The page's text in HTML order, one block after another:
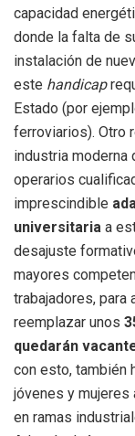
capacidad
donde la falta de
instalación de
este handicap
Estado (por
ferroviarios). Otro
industria moderna
operarios
imprescindible
universitaria a
desajuste
mayores
trabajadores,
reemplazar unos
quedarán
con esto, también
jóvenes y mujeres
en ramas